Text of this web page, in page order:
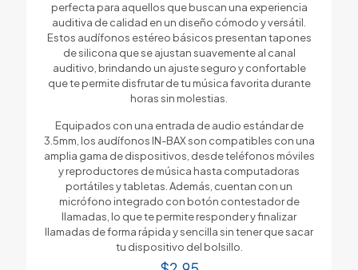
perfecta para aquellos que buscan una experiencia
auditiva de calidad en un diseño cómodo y versátil.
Estos audífonos estéreo básicos presentan tapones
de silicona que se ajustan suavemente al canal
auditivo, brindando un ajuste seguro y confortable
que te permite disfrutar de tu música favorita durante
horas sin molestias.
Equipados con una entrada de audio estándar de
3.5mm, los audífonos IN-BAX son compatibles con una
amplia gama de dispositivos, desde teléfonos móviles
y reproductores de música hasta computadoras
portátiles y tabletas. Además, cuentan con un
micrófono integrado con botón contestador de
llamadas, lo que te permite responder y finalizar
llamadas de forma rápida y sencilla sin tener que sacar
tu dispositivo del bolsillo.